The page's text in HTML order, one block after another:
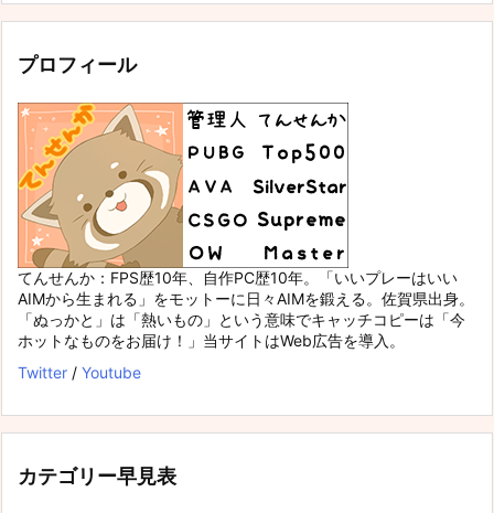
プロフィール
てんせんか：FPS歴10年、自作PC歴10年。「いいプレーはいい
AIMから生まれる」をモットーに日々AIMを鍛える。佐賀県出身。
「ぬっかと」は「熱いもの」という意味でキャッチコピーは「今
ホットなものをお届け！」当サイトはWeb広告を導入。
Twitter / Youtube
カテゴリー早見表